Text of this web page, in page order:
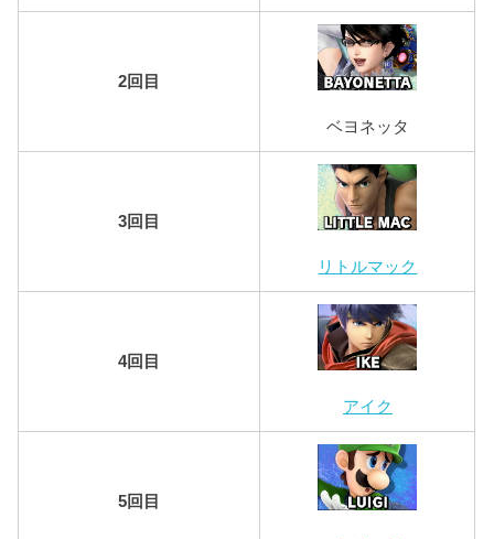
2回目
ベヨネッタ
3回目
リトルマック
4回目
アイク
5回目